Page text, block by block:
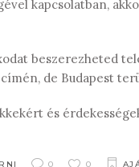
kapcsolatban,
beszerezheted
de Budapest
és
0 0